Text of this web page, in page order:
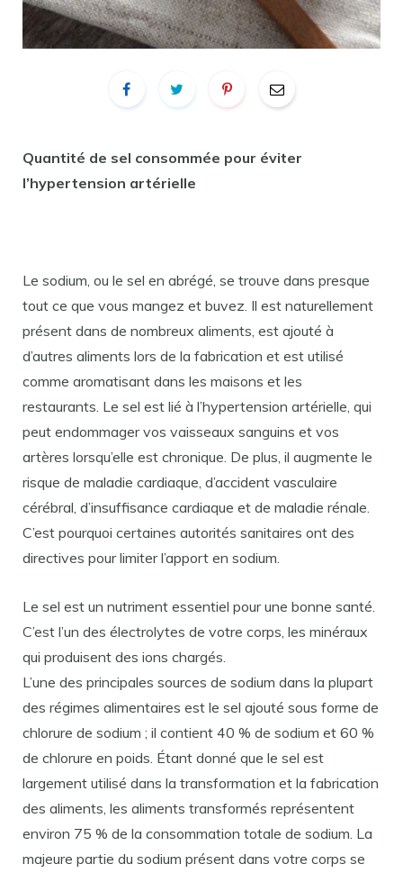
Quantité de sel consommée pour éviter
l’hypertension artérielle
Le sodium, ou le sel en abrégé, se trouve dans presque
tout ce que vous mangez et buvez. Il est naturellement
présent dans de nombreux aliments, est ajouté à
d’autres aliments lors de la fabrication et est utilisé
comme aromatisant dans les maisons et les
restaurants. Le sel est lié à l’hypertension artérielle, qui
peut endommager vos vaisseaux sanguins et vos
artères lorsqu’elle est chronique. De plus, il augmente le
risque de maladie cardiaque, d’accident vasculaire
cérébral, d’insuffisance cardiaque et de maladie rénale.
C’est pourquoi certaines autorités sanitaires ont des
directives pour limiter l’apport en sodium.
Le sel est un nutriment essentiel pour une bonne santé.
C’est l’un des électrolytes de votre corps, les minéraux
qui produisent des ions chargés.
L’une des principales sources de sodium dans la plupart
des régimes alimentaires est le sel ajouté sous forme de
chlorure de sodium ; il contient 40 % de sodium et 60 %
de chlorure en poids. Étant donné que le sel est
largement utilisé dans la transformation et la fabrication
des aliments, les aliments transformés représentent
environ 75 % de la consommation totale de sodium. La
majeure partie du sodium présent dans votre corps se